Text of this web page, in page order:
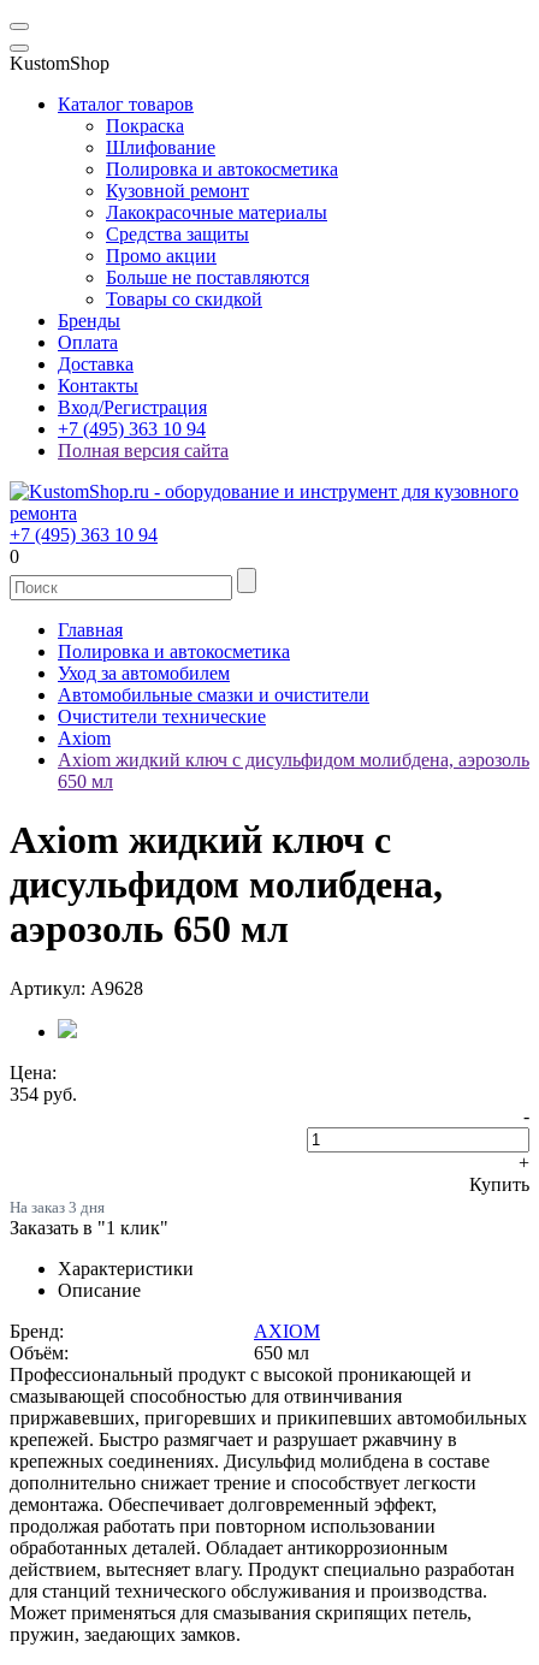
KustomShop
Каталог товаров
Покраска
Шлифование
Полировка и автокосметика
Кузовной ремонт
Лакокрасочные материалы
Средства защиты
Промо акции
Больше не поставляются
Товары со скидкой
Бренды
Оплата
Доставка
Контакты
Вход/Регистрация
+7 (495) 363 10 94
Полная версия сайта
+7 (495) 363 10 94
0
Главная
Полировка и автокосметика
Уход за автомобилем
Автомобильные смазки и очистители
Очистители технические
Axiom
Axiom жидкий ключ с дисульфидом молибдена, аэрозоль
650 мл
Axiom жидкий ключ с
дисульфидом молибдена,
аэрозоль 650 мл
Артикул: A9628
Цена:
354 руб.
-
+
Купить
На заказ 3 дня
Заказать в "1 клик"
Характеристики
Описание
Бренд:
AXIOM
Объём:
650 мл
Профессиональный продукт с высокой проникающей и
смазывающей способностью для отвинчивания
приржавевших, пригоревших и прикипевших автомобильных
крепежей. Быстро размягчает и разрушает ржавчину в
крепежных соединениях. Дисульфид молибдена в составе
дополнительно снижает трение и способствует легкости
демонтажа. Обеспечивает долговременный эффект,
продолжая работать при повторном использовании
обработанных деталей. Обладает антикоррозионным
действием, вытесняет влагу. Продукт специально разработан
для станций технического обслуживания и производства.
Может применяться для смазывания скрипящих петель,
пружин, заедающих замков.